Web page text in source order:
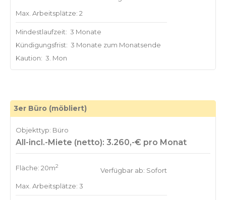
Max. Arbeitsplätze: 2
Mindestlaufzeit: 3 Monate
Kündigungsfrist: 3 Monate zum Monatsende
Kaution: 3. Mon
3er Büro (möbliert)
Objekttyp: Büro
All-incl.-Miete (netto): 3.260,-€ pro Monat
Fläche: 20m2
Max. Arbeitsplätze: 3
Verfügbar ab: Sofort